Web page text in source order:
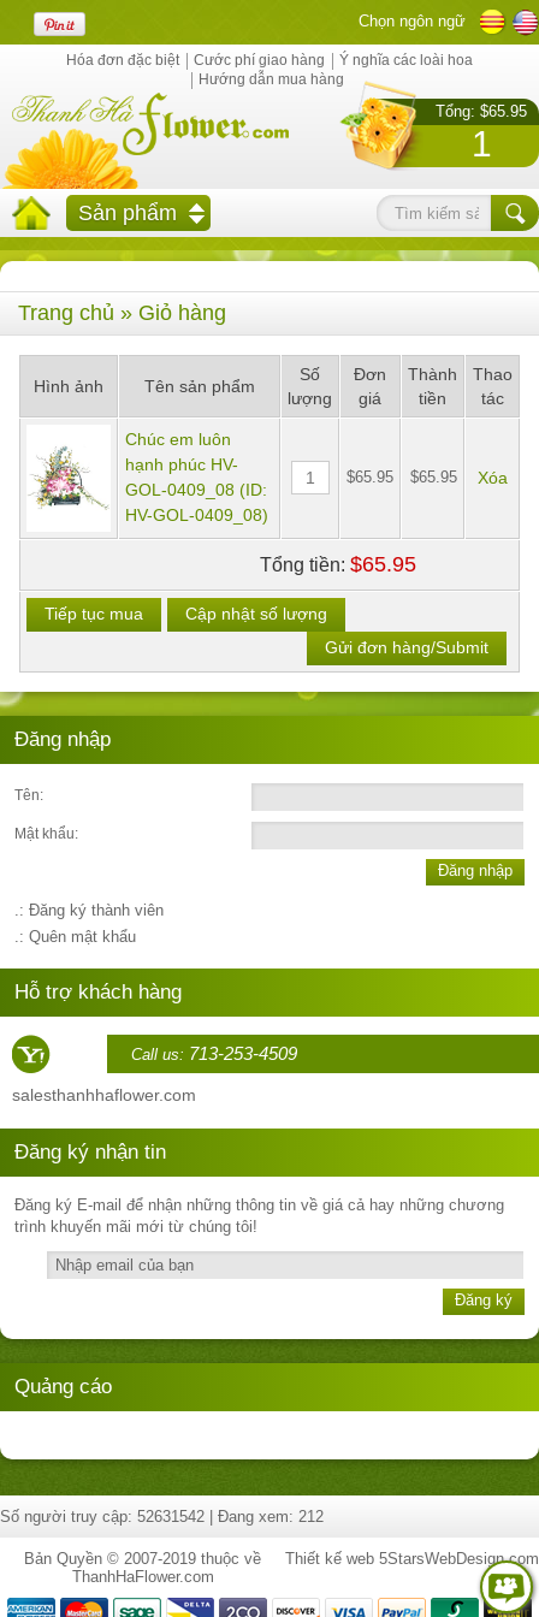
Chọn ngôn ngữ
Tổng: $65.95
1
Hóa đơn đặc biệt Cước phí giao hàng
Ý nghĩa các loài hoa
Hướng dẫn mua hàng
Sản phẩm
Trang chủ » Giỏ hàng
Hình ảnh Tên sản phẩm
Số
lượng
Đơn
giá
Thành
tiền
Thao
tác
Chúc em luôn
hạnh phúc HV-
GOL-0409_08 (ID:
HV-GOL-0409_08)
$65.95 $65.95 Xóa
Tổng tiền: $65.95
Tiếp tục mua
Cập nhật số lượng
Gửi đơn hàng/Submit
Đăng nhập
Tên:
Mật khẩu:
Đăng nhập
.: Đăng ký thành viên
.: Quên mật khẩu
Hỗ trợ khách hàng
Call us: 713-253-4509
salesthanhhaflower.com
Đăng ký nhận tin
Đăng ký E-mail để nhận những thông tin về giá cả hay những chương
trình khuyến mãi mới từ chúng tôi!
Đăng ký
Quảng cáo
Số người truy cập: 52631542 | Đang xem: 212
Thiết kế web 5StarsWebDesign.com
Bản Quyền © 2007-2019 thuộc về
ThanhHaFlower.com